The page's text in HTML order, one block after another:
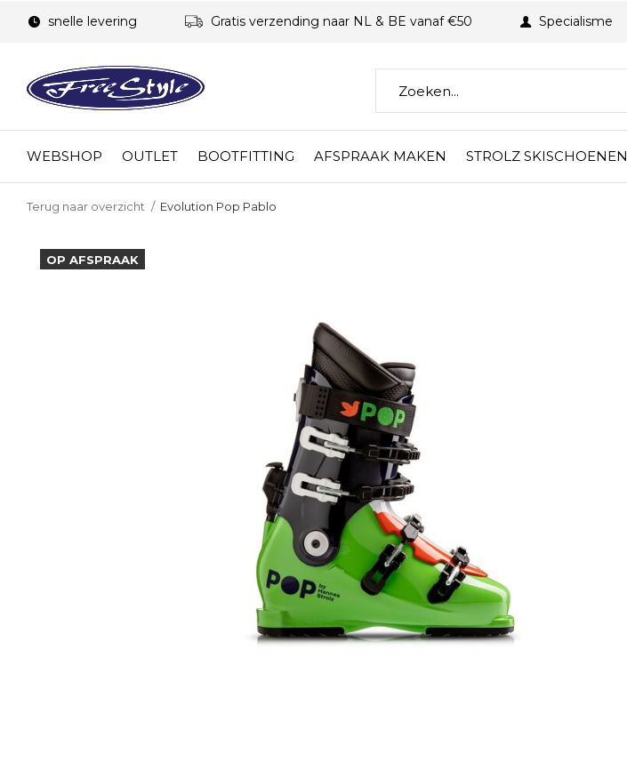
WEBSHOP OUTLET BOOTFITTING AFSPRAAK MAKEN STROLZ SKISCHOENEN
snelle levering Gratis verzending naar NL & BE vanaf €50 Specialisme
Terug naar overzicht Evolution Pop Pablo
OP AFSPRAAK